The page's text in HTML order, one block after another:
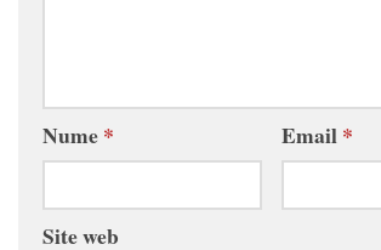
Nume* Email*
Site web